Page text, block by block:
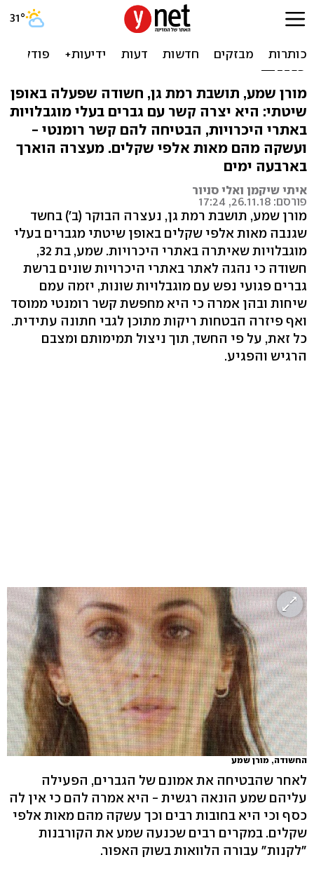
בת 32 חשודה: איתרה ברשת
גברים עם מוגבלות - וגנבה
מהם
מורן שמע, תושבת רמת גן, חשודה שפעלה באופן
שיטתי: היא יצרה קשר עם גברים בעלי מוגבלויות
באתרי היכרויות, הבטיחה להם קשר רומנטי -
ועשקה מהם מאות אלפי שקלים. מעצרה הוארך
בארבעה ימים
איתי שיקמן ואלי סניור
פורסם: 26.11.18, 17:24
מורן שמע, תושבת רמת גן, נעצרה הבוקר (ב') בחשד
שגנבה מאות אלפי שקלים באופן שיטתי מגברים בעלי
מוגבלויות שאיתרה באתרי היכרויות. שמע, בת 32,
חשודה כי נהגה לאתר באתרי היכרויות שונים ברשת
גברים פגועי נפש עם מוגבלויות שונות, יזמה עמם
שיחות ובהן אמרה כי היא מחפשת קשר רומנטי ממוסד
ואף פיזרה הבטחות ריקות מתוכן לגבי חתונה עתידית.
כל זאת, על פי החשד, תוך ניצול תמימותם ומצבם
הרגיש והפגיע.
החשודה, מורן שמע
לאחר שהבטיחה את אמונם של הגברים, הפעילה
עליהם שמע הונאה רגשית - היא אמרה להם כי אין לה
כסף וכי היא בחובות רבים וכך עשקה מהם מאות אלפי
שקלים. במקרים רבים שכנעה שמע את הקורבנות
"לקנות" עבורה הלוואות בשוק האפור.